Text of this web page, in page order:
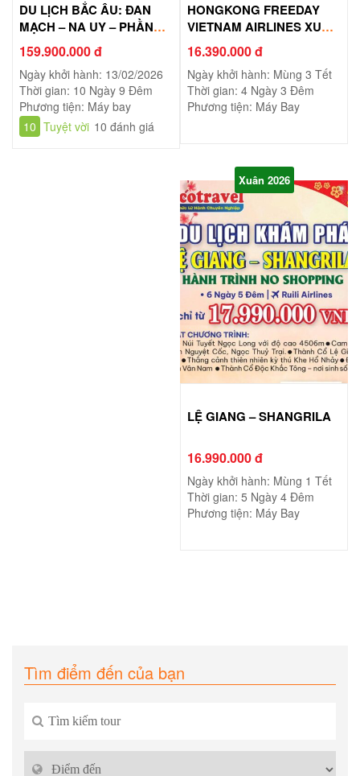
DU LỊCH BẮC ÂU: ĐAN
MẠCH – NA UY – PHẦN
LAN
159.900.000 đ
Ngày khởi hành: 13/02/2026
Thời gian: 10 Ngày 9 Đêm
Phương tiện: Máy bay
10 Tuyệt vời 10 đánh giá
HONGKONG FREEDAY
VIETNAM AIRLINES XUÂN
2026
16.390.000 đ
Ngày khởi hành: Mùng 3 Tết
Thời gian: 4 Ngày 3 Đêm
Phương tiện: Máy Bay
Xuân 2026
LỆ GIANG – SHANGRILA
16.990.000 đ
Ngày khởi hành: Mùng 1 Tết
Thời gian: 5 Ngày 4 Đêm
Phương tiện: Máy Bay
Tìm điểm đến của bạn